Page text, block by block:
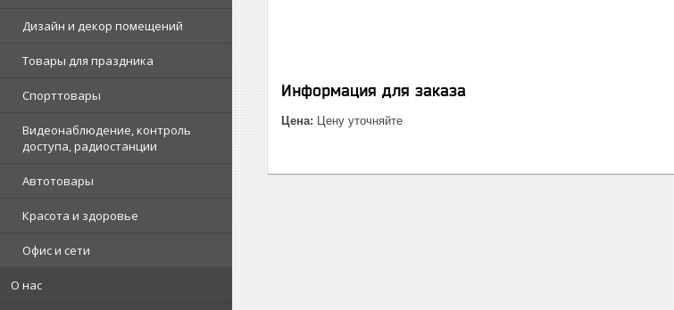
Дизайн и декор помещений
Товары для праздника
Спорттовары
Видеонаблюдение, контроль
доступа, радиостанции
Автотовары
Красота и здоровье
Офис и сети
О нас
Информация для заказа
Цена: Цену уточняйте